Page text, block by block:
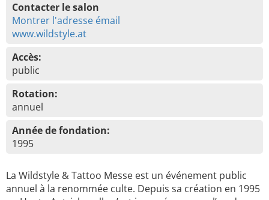
Contacter le salon
Montrer l'adresse émail
www.wildstyle.at
Accès:
public
Rotation:
annuel
Année de fondation:
1995
La Wildstyle & Tattoo Messe est un événement public
annuel à la renommée culte. Depuis sa création en 1995